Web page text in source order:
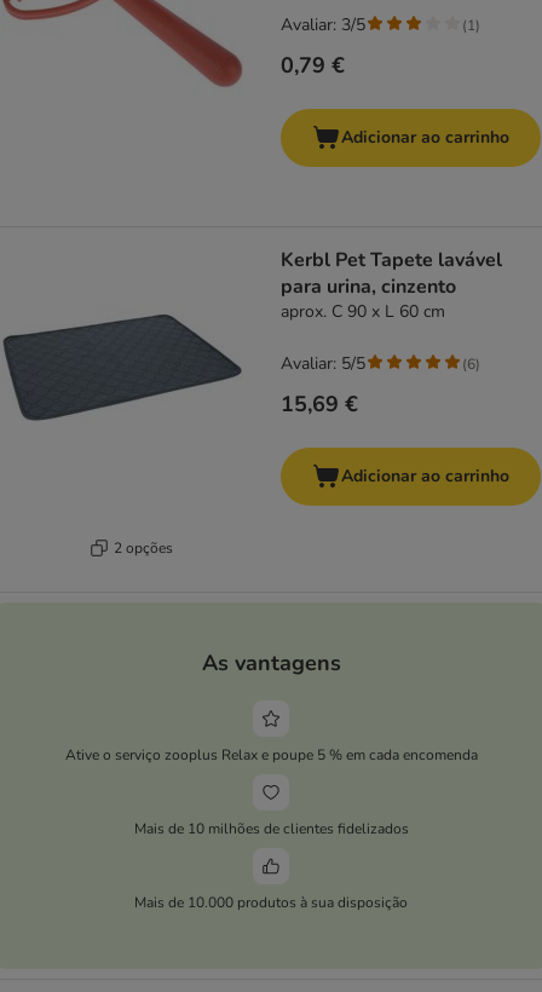
0,79 €
Avaliar: 3/5 (1)
Adicionar ao carrinho
2 opções
Kerbl Pet Tapete lavável
para urina, cinzento
aprox. C 90 x L 60 cm
15,69 €
Avaliar: 5/5 (6)
Adicionar ao carrinho
As vantagens
Ative o serviço zooplus Relax e poupe 5 % em cada encomenda
Mais de 10 milhões de clientes fidelizados
Mais de 10.000 produtos à sua disposição